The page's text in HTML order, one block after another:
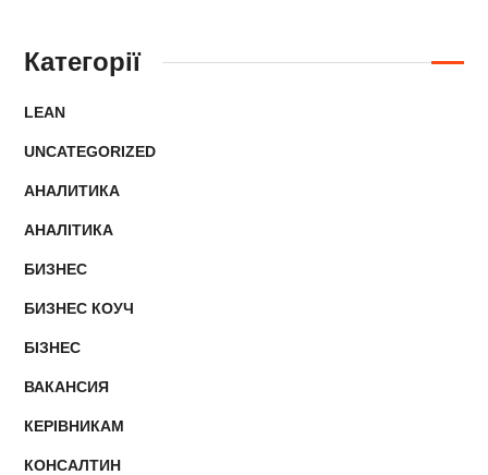
Категорії
LEAN
UNCATEGORIZED
АНАЛИТИКА
АНАЛІТИКА
БИЗНЕС
БИЗНЕС КОУЧ
БІЗНЕС
ВАКАНСИЯ
КЕРІВНИКАМ
КОНСАЛТИН